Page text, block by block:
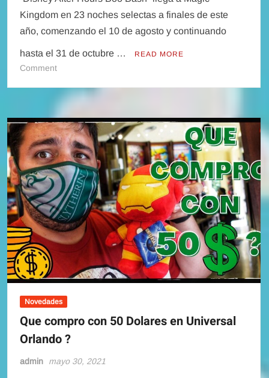
Kingdom en 23 noches selectas a finales de este
año, comenzando el 10 de agosto y continuando
hasta el 31 de octubre … READ MORE
Commenton
habilitada
tickets
“Disney
After
Hours
Boo
Bash”
Novedades
Que compro con 50 Dolares en Universal
Orlando ?
admin mayo 30, 2021